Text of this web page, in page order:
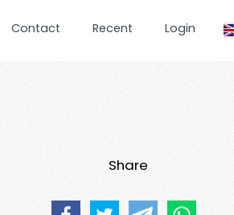
Contact Recent Login
Share